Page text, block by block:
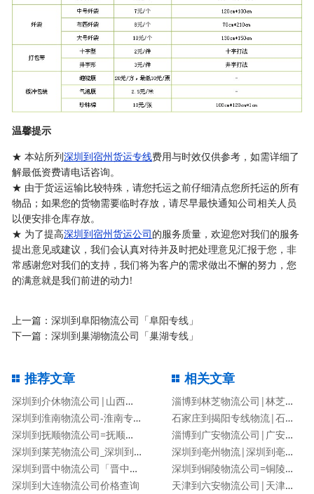
温馨提示
★ 本站所列深圳到宿州货运专线费用与时效仅供参考，如需详细了
解最低资费请电话咨询。
★ 由于货运运输比较特殊，请您托运之前仔细清点您所托运的所有
物品；如果您的货物需要临时存放，请尽早最快通知公司相关人员
以便安排仓库存放。
★ 为了提高深圳到宿州货运公司的服务质量，欢迎您对我们的服务
提出意见或建议，我们会认真对待并及时把处理意见汇报于您，非
常感谢您对我们的支持，我们将为客户的需求做出不懈的努力，您
的满意就是我们前进的动力!
上一篇：深圳到阜阳物流公司「阜阳专线」
下一篇：深圳到巢湖物流公司「巢湖专线」
推荐文章
深圳到介休物流公司|山西专线
深圳到淮南物流公司-淮南专线
深圳到抚顺物流公司=抚顺专线
深圳到莱芜物流公司_深圳到莱芜物流专线
深圳到晋中物流公司「晋中专线」
深圳到大连物流公司价格查询
相关文章
淄博到林芝物流公司|林芝专线
石家庄到揭阳专线物流|石家庄到揭阳物流公司
淄博到广安物流公司|广安专线
深圳到亳州物流|深圳到亳州专线
深圳到铜陵物流公司=铜陵专线
天津到六安物流公司|天津到六安物流专线